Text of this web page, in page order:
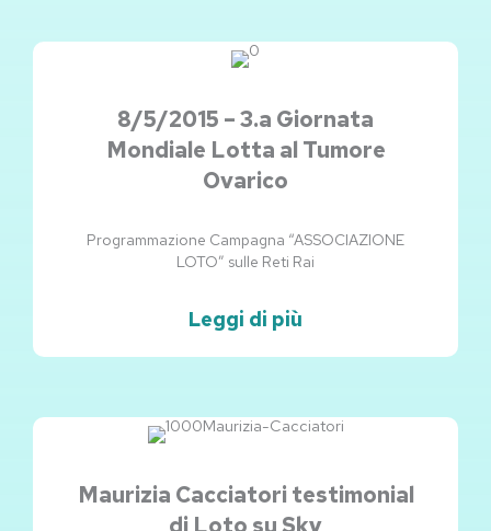
8/5/2015 – 3.a Giornata
Mondiale Lotta al Tumore
Ovarico
Programmazione Campagna “ASSOCIAZIONE
LOTO” sulle Reti Rai
Leggi di più
Maurizia Cacciatori testimonial